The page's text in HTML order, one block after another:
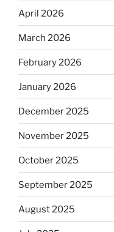
April 2026
March 2026
February 2026
January 2026
December 2025
November 2025
October 2025
September 2025
August 2025